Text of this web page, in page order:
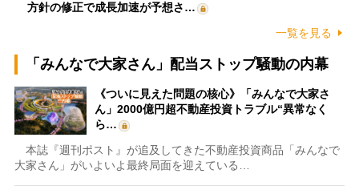
方針の修正で成長加速が予想さ…
一覧を見る
「みんなで大家さん」配当ストップ騒動の内幕
《ついに見えた問題の核心》「みんなで大家さ
ん」2000億円超不動産投資トラブル“異常なく
ら…
本誌『週刊ポスト』が追及してきた不動産投資商品「みんなで
大家さん」がいよいよ最終局面を迎えている…